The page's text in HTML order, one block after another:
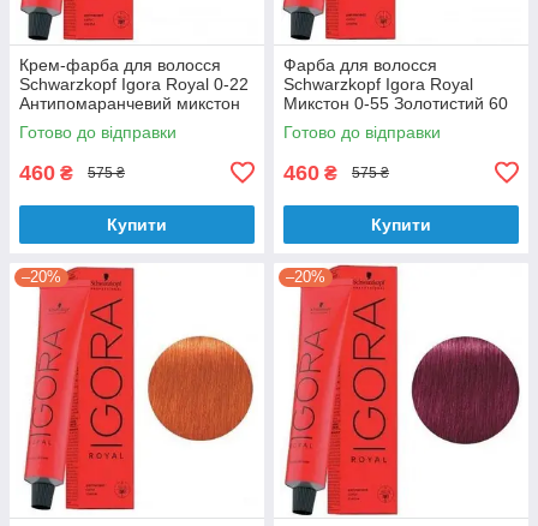
Крем-фарба для волосся
Schwarzkopf Igora Royal 0-22
Антипомаранчевий микстон
60 мл
Готово до відправки
460 ₴ 575 ₴
Купити
Фарба для волосся
Schwarzkopf Igora Royal
Микстон 0-55 Золотистий 60
мл
Готово до відправки
460 ₴ 575 ₴
Купити
–20% –20%